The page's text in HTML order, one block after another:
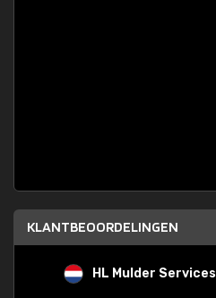
KLANTBEOORDELINGEN
HL Mulder Services